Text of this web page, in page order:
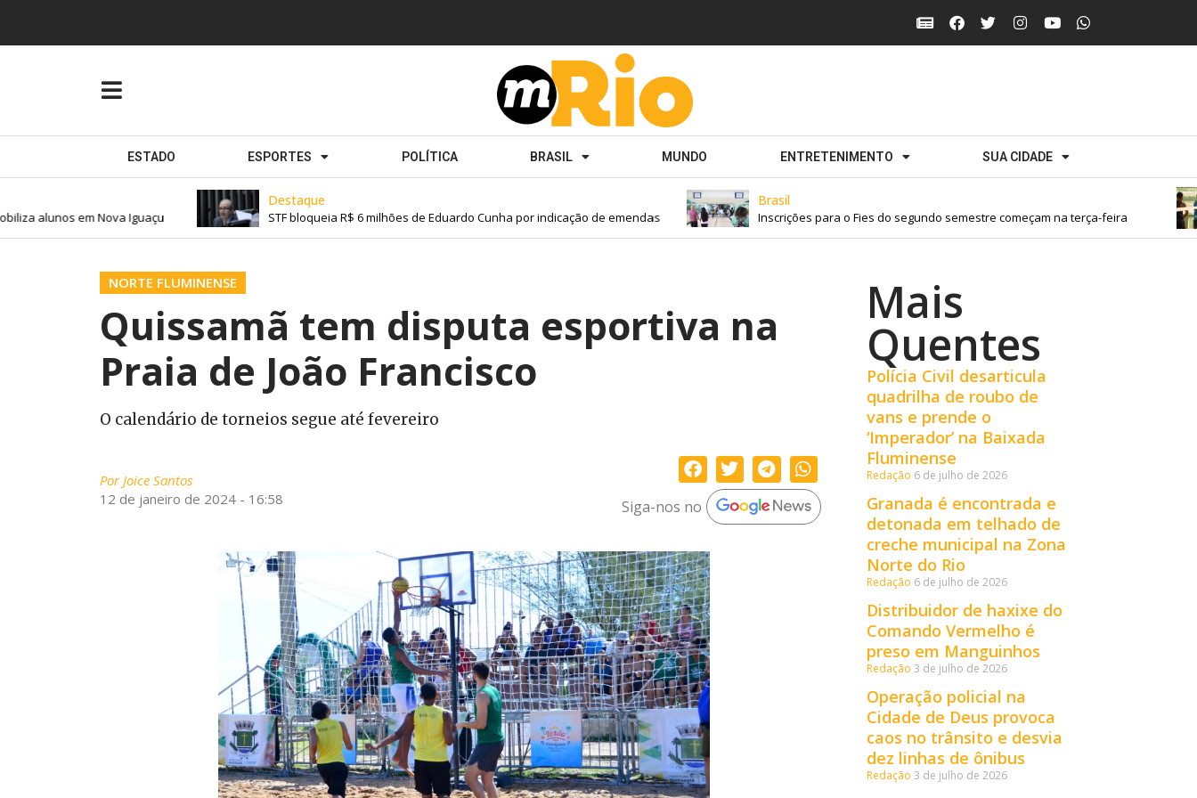
ESTADO ESPORTES POLÍTICA BRASIL MUNDO ENTRETENIMENTO SUA CIDADE
Destaque
STF bloqueia R$ 6 milhões de Eduardo Cunha por indicação de emendas
Brasil
Inscrições para o Fies do segundo semestre começam na terça-feira
alunos em Nova Iguaçu
NORTE FLUMINENSE
Quissamã tem disputa esportiva na
Praia de João Francisco
O calendário de torneios segue até fevereiro
PorJoice Santos
12 de janeiro de 2024 - 16:58
Siga-nos no
Mais
Quentes
Polícia Civil desarticula
quadrilha de roubo de
vans e prende o
‘Imperador’ na Baixada
Fluminense
Redação 6 de julho de 2026
Granada é encontrada e
detonada em telhado de
creche municipal na Zona
Norte do Rio
Redação 6 de julho de 2026
Distribuidor de haxixe do
Comando Vermelho é
preso em Manguinhos
Redação 3 de julho de 2026
Operação policial na
Cidade de Deus provoca
caos no trânsito e desvia
dez linhas de ônibus
Redação 3 de julho de 2026